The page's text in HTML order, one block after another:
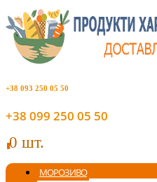
+38 093 250 05 50
+38 099 250 05 50
00 шт.
МОРОЗИВО